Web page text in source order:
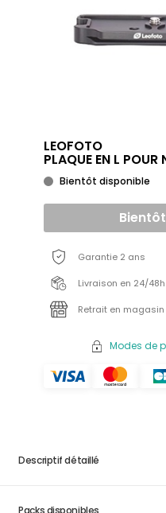
LEOFOTO
PLAQUE EN L
Bientôt disponible
Garantie 2 ans
Livraison en 24/
Retrait en
Modes de
Descriptif détaillé
Packs disponibles